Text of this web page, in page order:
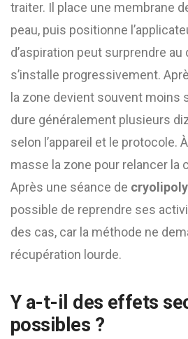
traiter. Il place une membrane
peau, puis positionne
d’aspiration peut surprendre
s’installe progressivement.
la zone devient souvent moins
dure généralement plusieurs
selon l’appareil et le protocole.
masse la zone pour relancer la
Après une séance de
possible de reprendre ses
des cas, car la méthode ne
récupération lourde.
Y a-t-il des effets
possibles ?